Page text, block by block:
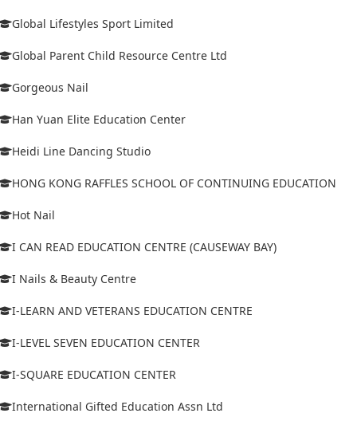
Global Lifestyles Sport Limited
Global Parent Child Resource Centre Ltd
Gorgeous Nail
Han Yuan Elite Education Center
Heidi Line Dancing Studio
HONG KONG RAFFLES SCHOOL OF CONTINUING EDUCATION
Hot Nail
I CAN READ EDUCATION CENTRE (CAUSEWAY BAY)
I Nails & Beauty Centre
I-LEARN AND VETERANS EDUCATION CENTRE
I-LEVEL SEVEN EDUCATION CENTER
I-SQUARE EDUCATION CENTER
International Gifted Education Assn Ltd